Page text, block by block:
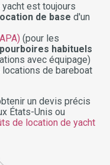
est toujours
de base d'un
(pour les
pourboires habituels
avec équipage)
de bareboat
un devis précis
États-Unis ou
de location de yacht